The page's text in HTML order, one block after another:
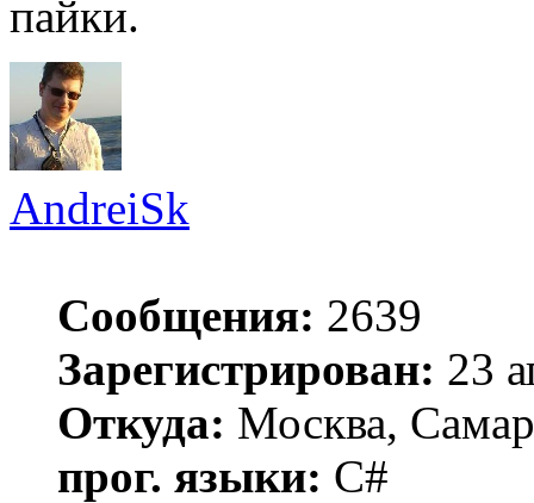
пайки.
AndreiSk
Сообщения: 2639
Зарегистрирован: 23
Откуда: Москва,
прог. языки: C#